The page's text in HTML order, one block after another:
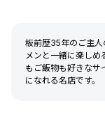
板前歴35年のご主
メンと一緒に楽しめ
もご飯物も好きなサ
になれる名店です。